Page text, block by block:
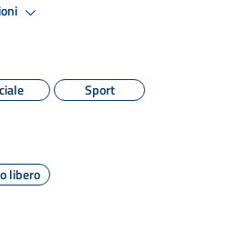
Sport
libero